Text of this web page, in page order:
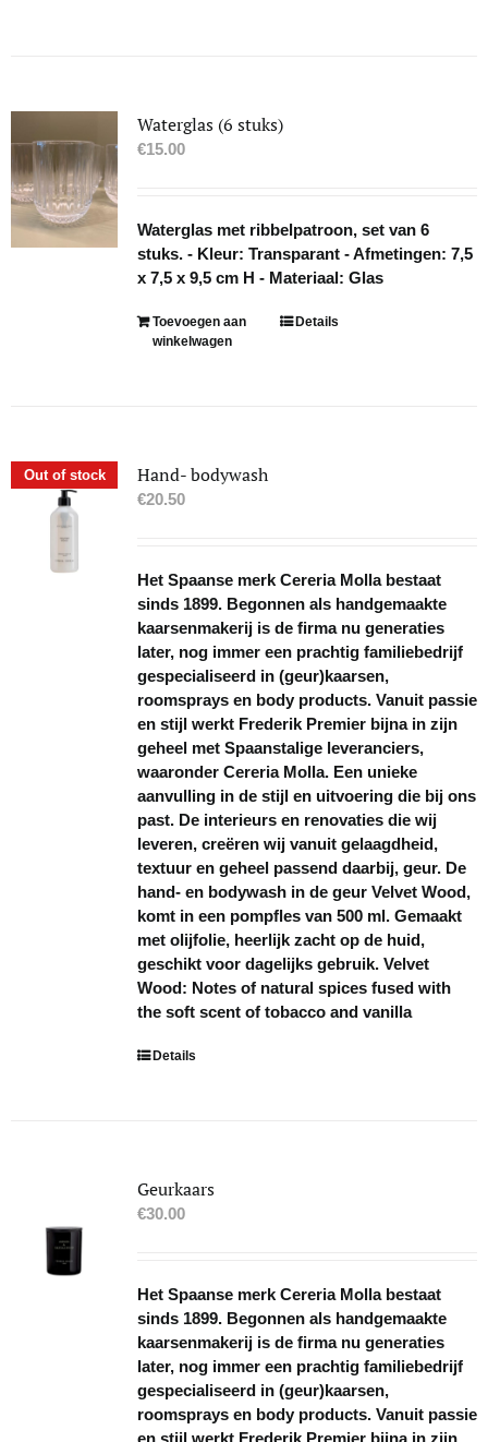
Waterglas (6 stuks)
€15.00
Waterglas met ribbelpatroon, set van 6
stuks. - Kleur: Transparant - Afmetingen: 7,5
x 7,5 x 9,5 cm H - Materiaal: Glas
Toevoegen aan
winkelwagen
Details
Out of stock Hand- bodywash
€20.50
Het Spaanse merk Cereria Molla bestaat
sinds 1899. Begonnen als handgemaakte
kaarsenmakerij is de firma nu generaties
later, nog immer een prachtig familiebedrijf
gespecialiseerd in (geur)kaarsen,
roomsprays en body products. Vanuit passie
en stijl werkt Frederik Premier bijna in zijn
geheel met Spaanstalige leveranciers,
waaronder Cereria Molla. Een unieke
aanvulling in de stijl en uitvoering die bij ons
past. De interieurs en renovaties die wij
leveren, creëren wij vanuit gelaagdheid,
textuur en geheel passend daarbij, geur. De
hand- en bodywash in de geur Velvet Wood,
komt in een pompfles van 500 ml. Gemaakt
met olijfolie, heerlijk zacht op de huid,
geschikt voor dagelijks gebruik. Velvet
Wood: Notes of natural spices fused with
the soft scent of tobacco and vanilla
Details
Geurkaars
€30.00
Het Spaanse merk Cereria Molla bestaat
sinds 1899. Begonnen als handgemaakte
kaarsenmakerij is de firma nu generaties
later, nog immer een prachtig familiebedrijf
gespecialiseerd in (geur)kaarsen,
roomsprays en body products. Vanuit passie
en stijl werkt Frederik Premier bijna in zijn